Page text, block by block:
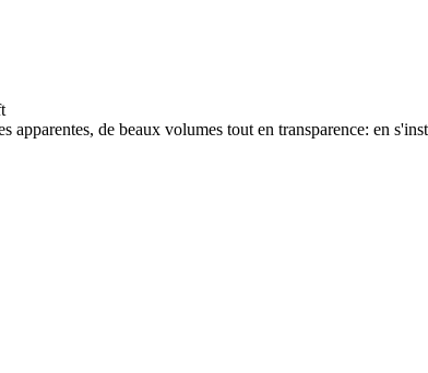
apparentes, de beaux volumes tout en transparence: en